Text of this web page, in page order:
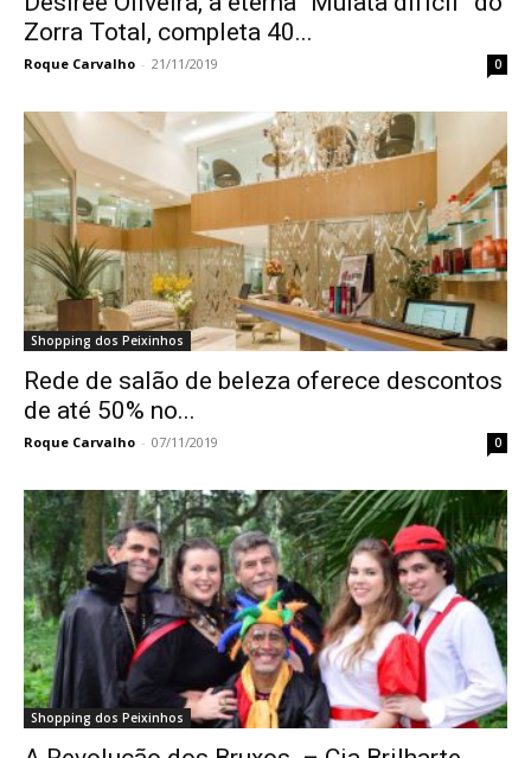
Zorra Total, completa 40...
Roque Carvalho - 21/11/2019 0
Shopping dos Peixinhos
Rede de salão de beleza oferece descontos
de até 50% no...
Roque Carvalho - 07/11/2019 0
Shopping dos Peixinhos